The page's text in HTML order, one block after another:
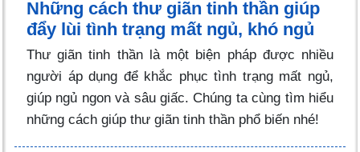
Những cách thư giãn tinh thần giúp
đẩy lùi tình trạng mất ngủ, khó ngủ
Thư giãn tinh thần là một biện pháp được nhiều
người áp dụng để khắc phục tình trạng mất ngủ,
giúp ngủ ngon và sâu giấc. Chúng ta cùng tìm hiểu
những cách giúp thư giãn tinh thần phổ biến nhé!